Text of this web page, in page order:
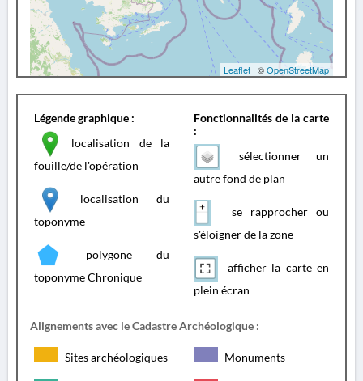
Leaflet | ©OpenStreetMap
Légende graphique :
localisation de la
fouille/de l'opération
localisation du
toponyme
polygone du
toponyme Chronique
Fonctionnalités de la carte
:
sélectionner un
autre fond de plan
se rapprocher ou
s'éloigner de la zone
afficher la carte en
plein écran
Alignements avec le Cadastre Archéologique :
Sites archéologiques Monuments